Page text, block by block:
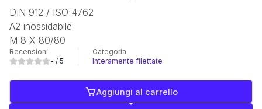
DIN 912 / ISO 4762
A2 inossidabile
M 8 X 80/80
Recensioni
- / 5
Categoria
Interamente filettate
Aggiungi al carrello